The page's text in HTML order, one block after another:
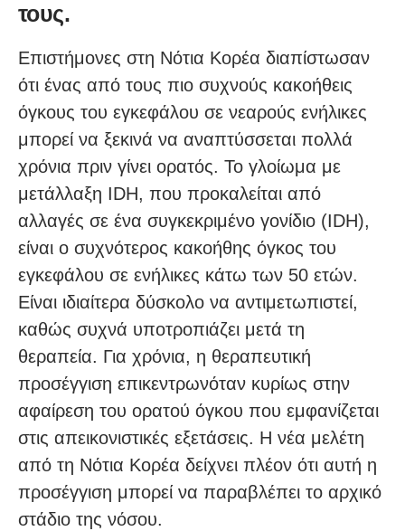
τους.
Επιστήμονες στη Νότια Κορέα διαπίστωσαν
ότι ένας από τους πιο συχνούς κακοήθεις
όγκους του εγκεφάλου σε νεαρούς ενήλικες
μπορεί να ξεκινά να αναπτύσσεται πολλά
χρόνια πριν γίνει ορατός. Το γλοίωμα με
μετάλλαξη IDH, που προκαλείται από
αλλαγές σε ένα συγκεκριμένο γονίδιο (IDH),
είναι ο συχνότερος κακοήθης όγκος του
εγκεφάλου σε ενήλικες κάτω των 50 ετών.
Είναι ιδιαίτερα δύσκολο να αντιμετωπιστεί,
καθώς συχνά υποτροπιάζει μετά τη
θεραπεία. Για χρόνια, η θεραπευτική
προσέγγιση επικεντρωνόταν κυρίως στην
αφαίρεση του ορατού όγκου που εμφανίζεται
στις απεικονιστικές εξετάσεις. Η νέα μελέτη
από τη Νότια Κορέα δείχνει πλέον ότι αυτή η
προσέγγιση μπορεί να παραβλέπει το αρχικό
στάδιο της νόσου.